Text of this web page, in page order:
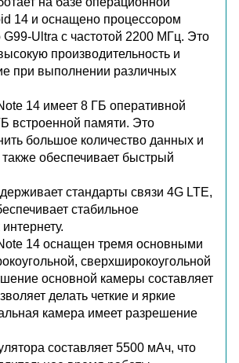
14 и оснащено процессором
G99-Ultra с частотой 2200 МГц. Это
производительность и
при выполнении различных
14 имеет 8 ГБ оперативной
встроенной памяти. Это
большое количество данных и
обеспечивает быстрый
стандарты связи 4G LTE,
стабильное
14 оснащен тремя основными
сверхширокоугольной
основной камеры составляет
делать четкие и яркие
камера имеет разрешение
составляет 5500 мАч, что